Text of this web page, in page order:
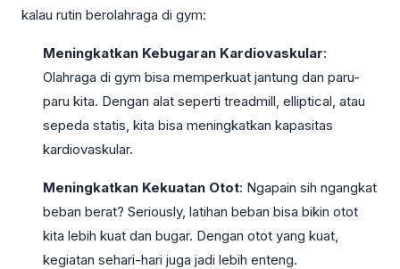
kalau rutin berolahraga di gym:
Meningkatkan Kebugaran Kardiovaskular:
Olahraga di gym bisa memperkuat jantung dan paru-
paru kita. Dengan alat seperti treadmill, elliptical, atau
sepeda statis, kita bisa meningkatkan kapasitas
kardiovaskular.
Meningkatkan Kekuatan Otot: Ngapain sih ngangkat
beban berat? Seriously, latihan beban bisa bikin otot
kita lebih kuat dan bugar. Dengan otot yang kuat,
kegiatan sehari-hari juga jadi lebih enteng.